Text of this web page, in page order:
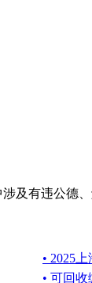
及有违公
• 2025
• 可回